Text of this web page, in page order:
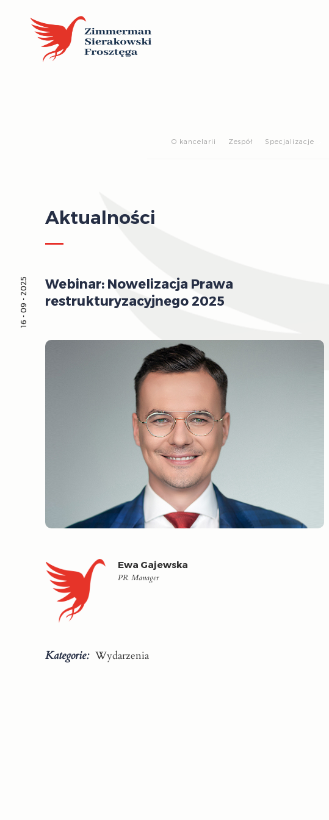
O kancelarii Zespół Specjalizacje
Aktualności
Webinar: Nowelizacja Prawa
restrukturyzacyjnego 2025
16 - 09 - 2025
Ewa Gajewska
PR Manager
Kategorie: Wydarzenia